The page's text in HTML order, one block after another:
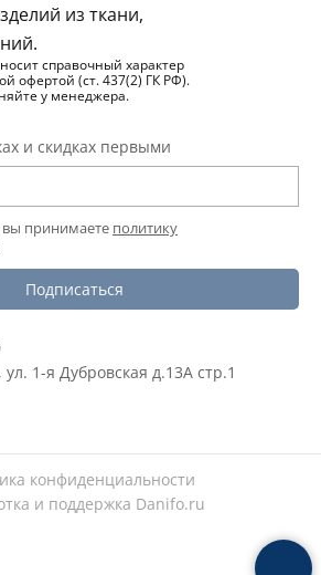
из ткани,
справочный характер
офертой (ст. 437(2) ГК РФ).
у менеджера.
и скидках первыми
принимаете политику
Подписаться
1-я Дубровская д.13А стр.1
конфиденциальности
и поддержка Danifo.ru